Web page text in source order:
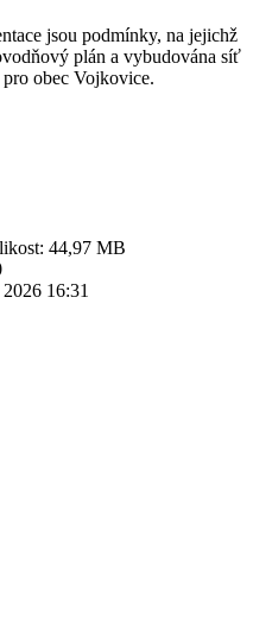
jsou podmínky, na jejichž
plán a vybudována síť
obec Vojkovice.
44,97 MB
16:31